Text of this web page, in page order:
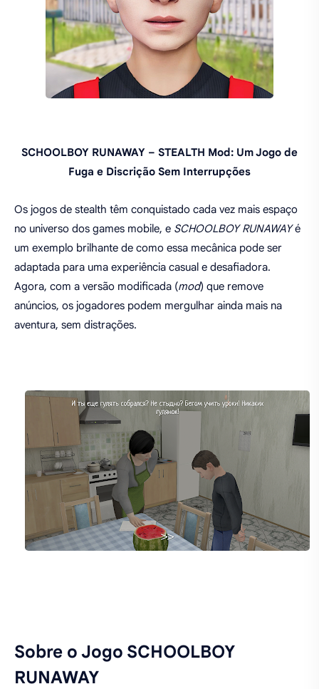
SCHOOLBOY RUNAWAY – STEALTH Mod: Um Jogo de
Fuga e Discrição Sem Interrupções
Os jogos de stealth têm conquistado cada vez mais espaço
no universo dos games mobile, e SCHOOLBOY RUNAWAYé
um exemplo brilhante de como essa mecânica pode ser
adaptada para uma experiência casual e desafiadora.
Agora, com a versão modificada (mod) que remove
anúncios, os jogadores podem mergulhar ainda mais na
aventura, sem distrações.
Sobre o Jogo SCHOOLBOY
RUNAWAY